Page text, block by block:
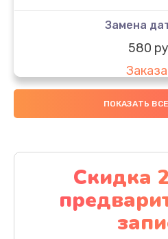
Замена
580
Замена
2000
ПОКАЗАТЬ
Скидка